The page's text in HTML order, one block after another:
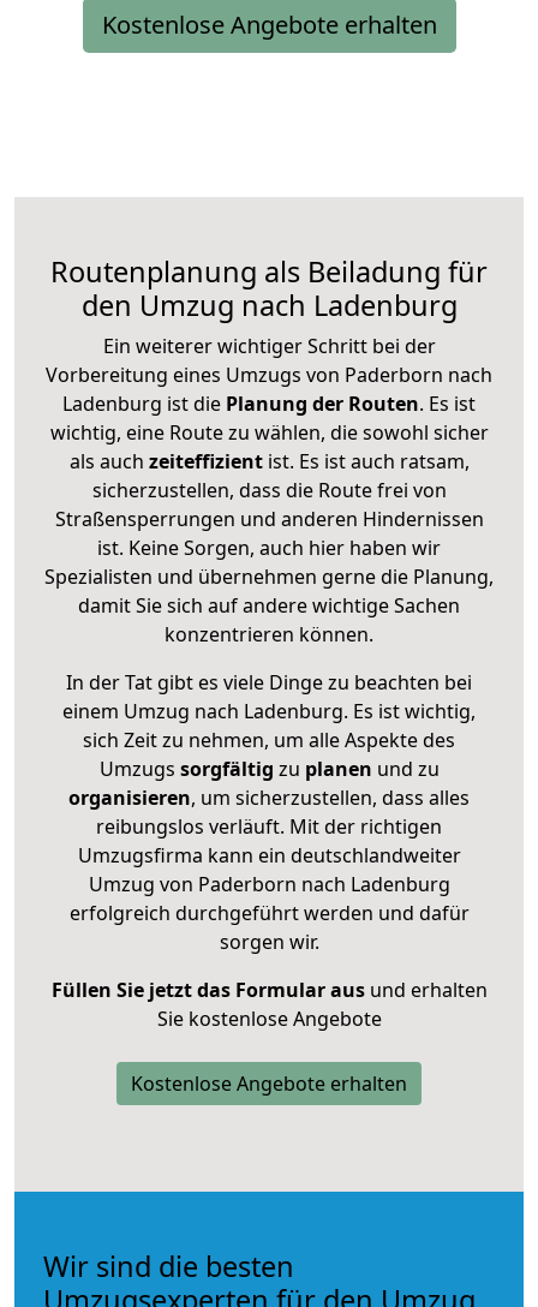
Kostenlose Angebote erhalten
Routenplanung als Beiladung für
den Umzug nach Ladenburg
Ein weiterer wichtiger Schritt bei der
Vorbereitung eines Umzugs von Paderborn nach
Ladenburg ist die Planung der Routen. Es ist
wichtig, eine Route zu wählen, die sowohl sicher
als auch zeiteffizientist. Es ist auch ratsam,
sicherzustellen, dass die Route frei von
Straßensperrungen und anderen Hindernissen
ist. Keine Sorgen, auch hier haben wir
Spezialisten und übernehmen gerne die Planung,
damit Sie sich auf andere wichtige Sachen
konzentrieren können.
In der Tat gibt es viele Dinge zu beachten bei
einem Umzug nach Ladenburg. Es ist wichtig,
sich Zeit zu nehmen, um alle Aspekte des
Umzugs sorgfältig zu planen und zu
organisieren, um sicherzustellen, dass alles
reibungslos verläuft. Mit der richtigen
Umzugsfirma kann ein deutschlandweiter
Umzug von Paderborn nach Ladenburg
erfolgreich durchgeführt werden und dafür
sorgen wir.
Füllen Sie jetzt das Formular ausund erhalten
Sie kostenlose Angebote
Kostenlose Angebote erhalten
Wir sind die besten